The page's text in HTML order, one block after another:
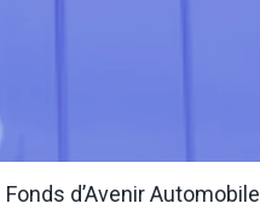
Fonds d’Avenir Automobile